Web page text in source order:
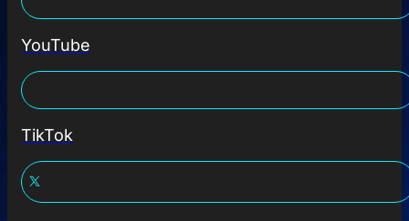
YouTube
TikTok